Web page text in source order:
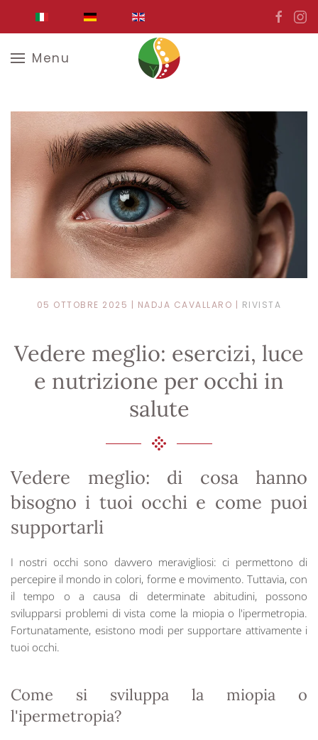
Menu
05 OTTOBRE 2025 | NADJA CAVALLARO | RIVISTA
Vedere meglio: esercizi, luce
e nutrizione per occhi in
salute
Vedere meglio: di cosa hanno
bisogno i tuoi occhi e come puoi
supportarli
I nostri occhi sono davvero meravigliosi: ci permettono di
percepire il mondo in colori, forme e movimento. Tuttavia, con
il tempo o a causa di determinate abitudini, possono
svilupparsi problemi di vista come la miopia o l'ipermetropia.
Fortunatamente, esistono modi per supportare attivamente i
tuoi occhi.
Come si sviluppa la miopia o
l'ipermetropia?